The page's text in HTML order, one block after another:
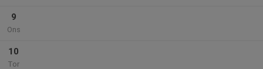
9
Ons
10
Tor